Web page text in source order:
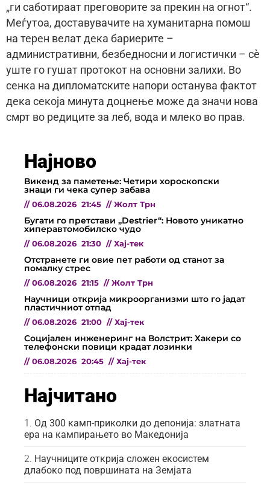
„ги саботираат преговорите за прекин на огнот“.
Меѓутоа, доставувачите на хуманитарна помош
на терен велат дека бариерите –
административни, безбедносни и логистички – сè
уште го гушат протокот на основни залихи. Во
сенка на дипломатските напори останува фактот
дека секоја минута доцнење може да значи нова
смрт во редиците за леб, вода и млеко во прав.
Најново
Викенд за паметење: Четири хороскопски
знаци ги чека супер забава
// 06.08.2026 21:45 // Жолт Трн
Бугати го претстави „Destrier“: Новото уникатно
хиперавтомобилско чудо
// 06.08.2026 21:30 // Хај-тек
Отстранете ги овие пет работи од станот за
помалку стрес
// 06.08.2026 21:15 // Жолт Трн
Научници открија микроорганизми што го јадат
пластичниот отпад
// 06.08.2026 21:00 // Хај-тек
Социјален инженеринг на Волстрит: Хакери со
телефонски повици крадат лозинки
// 06.08.2026 20:45 // Хај-тек
Најчитано
Од 300 камп-приколки до депонија: златната
ера на кампирањето во Македонија
Научниците открија сложен екосистем
длабоко под површината на Земјата